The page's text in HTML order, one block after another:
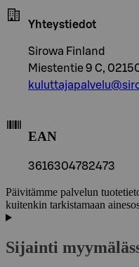
Yhteystiedot
Sirowa Finland
Miestentie 9 C,
EAN
3616304782473
Päivitämme palvelun
kuitenkin tarkistamaan
Sijainti